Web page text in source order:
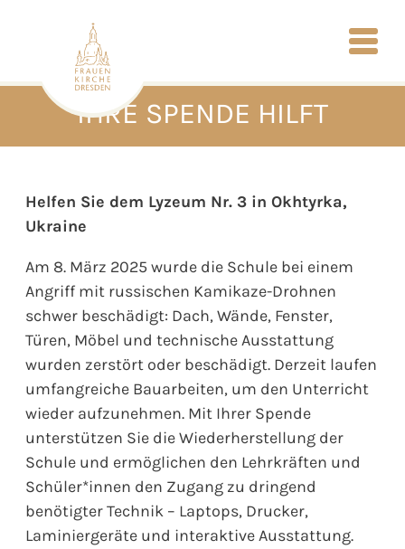
IHRE SPENDE HILFT
Helfen Sie dem Lyzeum Nr. 3 in Okhtyrka,
Ukraine
Am 8. März 2025 wurde die Schule bei einem
Angriff mit russischen Kamikaze-Drohnen
schwer beschädigt: Dach, Wände, Fenster,
Türen, Möbel und technische Ausstattung
wurden zerstört oder beschädigt. Derzeit laufen
umfangreiche Bauarbeiten, um den Unterricht
wieder aufzunehmen. Mit Ihrer Spende
unterstützen Sie die Wiederherstellung der
Schule und ermöglichen den Lehrkräften und
Schüler*innen den Zugang zu dringend
benötigter Technik – Laptops, Drucker,
Laminiergeräte und interaktive Ausstattung.